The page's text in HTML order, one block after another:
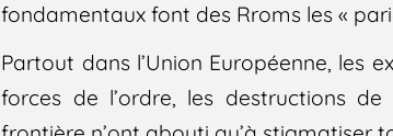
fondamentaux font des Rroms les «
Partout dans l’Union Européenne, les
forces de l’ordre, les destructions